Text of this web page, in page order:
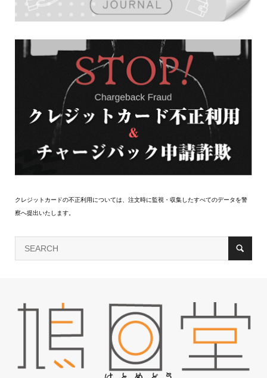
クレジットカードの不正利用については、注文時に監視・収集したすべてのデータを警
察へ提出いたします。